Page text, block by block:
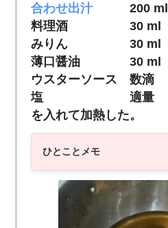
合わせ出汁200 ml
料理酒 30 ml
みりん 30 ml
薄口醤油 30 ml
ウスターソース 数滴
塩 適量
を入れて加熱した。
ひとことメモ